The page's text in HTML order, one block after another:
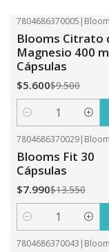
7804686370005 |
Blooms Citrato
Magnesio 400
Cápsulas
$5.600$9.500
Cantidad
7804686370029|
Blooms Fit 30
Cápsulas
$7.990$13.550
Cantidad
7804686370043 |